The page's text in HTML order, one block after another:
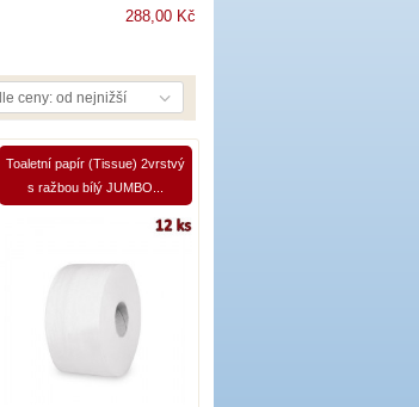
288,00 Kč
ceny: od nejnižší
Toaletní papír (Tissue) 2vrstvý
s ražbou bílý JUMBO...